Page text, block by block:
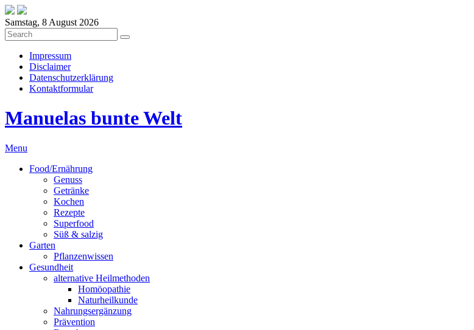
Samstag, 8 August 2026
Impressum
Disclaimer
Datenschutzerklärung
Kontaktformular
Manuelas bunte Welt
Menu
Food/Ernährung
Genuss
Getränke
Kochen
Rezepte
Superfood
Süß & salzig
Garten
Pflanzenwissen
Gesundheit
alternative Heilmethoden
Homöopathie
Naturheilkunde
Nahrungsergänzung
Prävention